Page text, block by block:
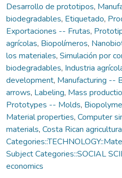
Desarrollo de prototipos,
biodegradables, Etiquetado,
Exportaciones -- Frutas,
agrícolas, Biopolímeros,
los materiales, Simulación por
biodegradables, Industria
development, Manufacturing --
arrows, Labeling, Mass
Prototypes -- Molds,
Material properties, Computer
materials, Costa Rican
Subject Categories::SOCIAL
economics